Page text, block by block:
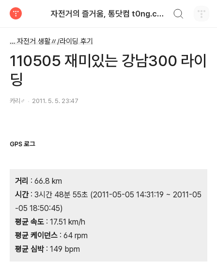
자전거의 즐거움, 통닷컴 t0ng.com™
… 자전거 생활〃/라이딩 후기
110505 재미있는 강남300 라이
딩
카리♂ 2011. 5. 5. 23:47
GPS 로그
거리 : 66.8 km
시간: 3시간 48분 55초 (2011-05-05 14:31:19 ~ 2011-05
-05 18:50:45)
평균 속도 : 17.51 km/h
평균 케이던스 : 64 rpm
평균 심박 : 149 bpm